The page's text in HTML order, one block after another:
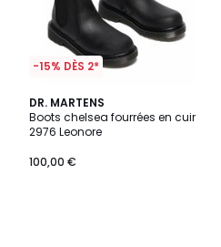
-15% DÈS 2*
DR. MARTENS
Boots chelsea fourrées en cuir
2976 Leonore
100,00 €